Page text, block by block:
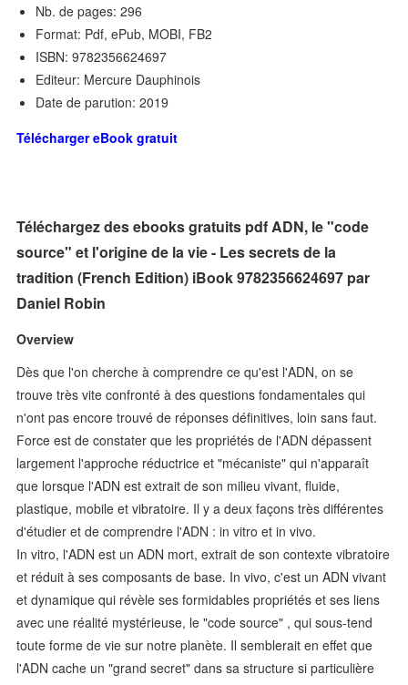
Nb. de pages: 296
Format: Pdf, ePub, MOBI, FB2
ISBN: 9782356624697
Editeur: Mercure Dauphinois
Date de parution: 2019
Télécharger eBook gratuit
Téléchargez des ebooks gratuits pdf ADN, le "code
source" et l'origine de la vie - Les secrets de la
tradition (French Edition) iBook 9782356624697 par
Daniel Robin
Overview
Dès que l'on cherche à comprendre ce qu'est l'ADN, on se
trouve très vite confronté à des questions fondamentales qui
n'ont pas encore trouvé de réponses définitives, loin sans faut.
Force est de constater que les propriétés de l'ADN dépassent
largement l'approche réductrice et "mécaniste" qui n'apparaît
que lorsque l'ADN est extrait de son milieu vivant, fluide,
plastique, mobile et vibratoire. Il y a deux façons très différentes
d'étudier et de comprendre l'ADN : in vitro et in vivo.
In vitro, l'ADN est un ADN mort, extrait de son contexte vibratoire
et réduit à ses composants de base. In vivo, c'est un ADN vivant
et dynamique qui révèle ses formidables propriétés et ses liens
avec une réalité mystérieuse, le "code source" , qui sous-tend
toute forme de vie sur notre planète. Il semblerait en effet que
l'ADN cache un "grand secret" dans sa structure si particulière